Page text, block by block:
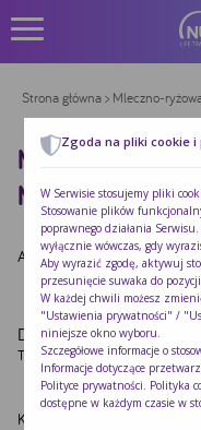
Strona główna> Mleczno-
MLECZNO-
MALINOWYM
Autor:Redakcja Nutricia|
Dodaj komentarz
Twój adres e-mail nie zostanie
Komentarz
Zgoda na pliki cookie
W Serwisie stosujemy pliki
Stosowanie plików
poprawnego działania
wyłącznie wówczas, gdy
Aby wyrazić zgodę, aktywuj
przesunięcie suwaka do
W każdej chwili możesz
"Ustawienia prywatności" /
niniejsze okno wyboru.
Szczegółowe informacje o
Informacje dotyczące
Polityce prywatności . Polityka
dostępne w każdym czasie w